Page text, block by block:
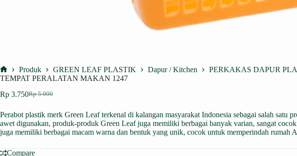
Home
Produk GREEN LEAF PLASTIK Dapur / Kitchen PERKAKAS DAPUR
TEMPAT PERALATAN MAKAN 1247
Rp5.000
Harga
adalah:
Rp 5.000.
Rp 3.750Harga
ini
adalah:
Rp 3.750.
Perabot plastik merk Green Leaf terkenal di kalangan masyarakat Indonesia sebagai salah
awet digunakan, produk-produk Green Leaf juga memiliki berbagai banyak varian, sangat
juga memiliki berbagai macam warna dan bentuk yang unik, cocok untuk memperindah rumah
Compare